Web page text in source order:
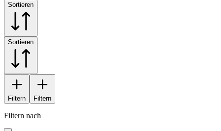
Sortieren
Sortieren
Filtern Filtern
Filtern nach